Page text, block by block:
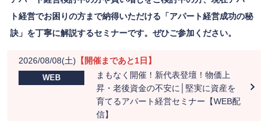
ト経営でお困りの方まで納得いただける「アパート経営成功の秘
訣」を丁寧に解説するセミナーです。ぜひご参加ください。
2026/08/08(土) 【開催まであと1日】
WEB
まもなく開催！新代表登壇！物価上
昇・老後資金の不安に│堅実に資産を
育てるアパート経営セミナー【WEB配
信】